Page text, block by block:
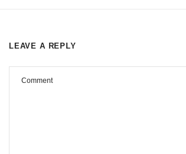
LEAVE A REPLY